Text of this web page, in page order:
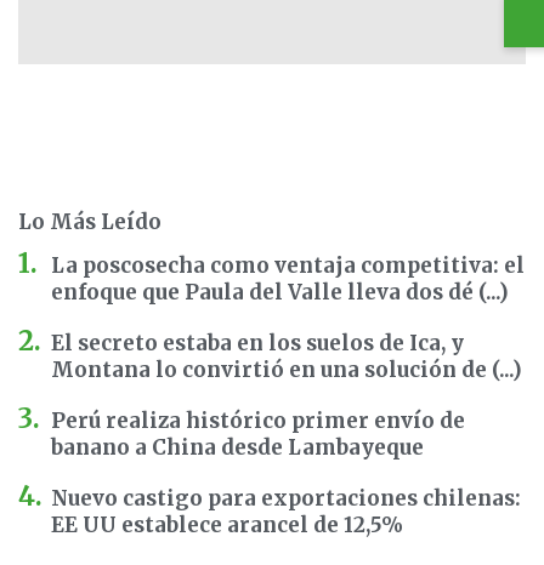
Lo Más Leído
La poscosecha como ventaja competitiva: el
enfoque que Paula del Valle lleva dos dé (...)
El secreto estaba en los suelos de Ica, y
Montana lo convirtió en una solución de (...)
Perú realiza histórico primer envío de
banano a China desde Lambayeque
Nuevo castigo para exportaciones chilenas:
EE UU establece arancel de 12,5%